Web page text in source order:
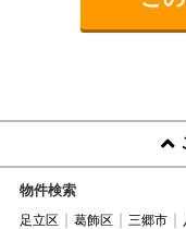
物件検索
足立区 葛飾区 三郷市